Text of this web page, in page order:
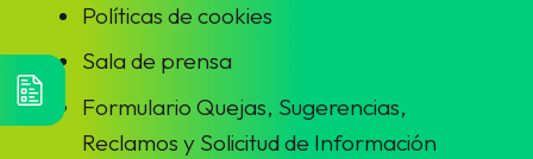
Políticas de cookies
Sala de prensa
Formulario Quejas, Sugerencias,
Reclamos y Solicitud de Información